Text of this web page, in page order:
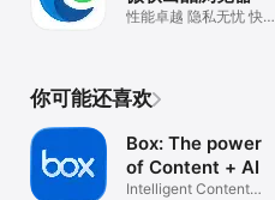
性能卓越 隐私无忧 快捷
你可能还喜欢
Box: The power
of Content + AI
Intelligent Content